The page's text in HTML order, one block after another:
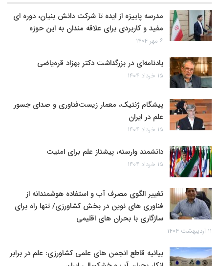
مدرسه پاییزه از ایده تا شرکت دانش بنیان، دوره ای
مفید و کاربردی برای علاقه مندان به این حوزه
۶ مهر ۱۴۰۴
یادنامه‌ای در بزرگداشت دکتر بهزاد قره‌یاضی
۱۵ خرداد ۱۴۰۴
پیشگام ژنتیک، معمار زیست‌فناوری و صدای جسور
علم در ایران
۱۵ خرداد ۱۴۰۴
دانشمند وارسته، پیشتاز علم برای امنیت
۱۵ خرداد ۱۴۰۴
تغییر الگوی مصرف آب و استفاده هوشمندانه از
فناوری های نوین در بخش کشاورزی/ تنها راه برای
سازگاری با بحران های اقلیمی
۱۱ اردیبهشت ۱۴۰۴
بیانیه قاطع انجمن های علمی کشاورزی: علم در برابر